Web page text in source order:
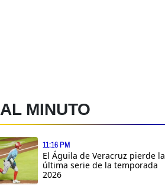
AL MINUTO
11:16 PM
El Águila de Veracruz pierde la
última serie de la temporada
2026